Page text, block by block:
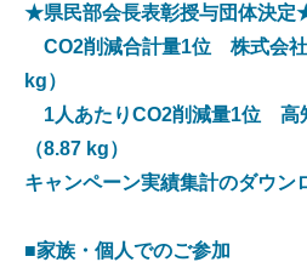
★県民部会長表彰授与団体決
CO2削減合計量1位 株式会社
kg）
1人あたりCO2削減量1位 高
（8.87 kg）
キャンペーン実績集計のダウン
■家族・個人でのご参加